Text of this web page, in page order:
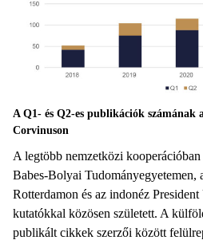
A Q1- és Q2-es publikációk számának
Corvinuson
A legtöbb nemzetközi
Babes-Bolyai Tudományegyetemen,
Rotterdamon és az indonéz
kutatókkal közösen született. A
publikált cikkek szerzői között